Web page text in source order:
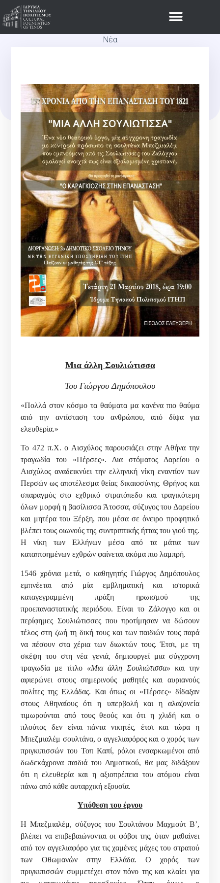
Νέα
ΠΑΡΆΣΤΑΣΗ: “ΜΙΑ ΆΛΛΗ
ΣΟΥΛΙΏΤΙΣΣΑ”
Μια άλλη Σουλιώτισσα
Του Γιώργου Δημόπουλου
«Πολλά στον κόσμο τα θαύματα μα κανένα πιο θαύμα
από την αντίσταση του ανθρώπου, από δίψα για
ελευθερία.»
Το 472 π.Χ. ο Αισχύλος παρουσιάζει στην Αθήνα την
τραγωδία του «Πέρσες». Δια στόματος Δαρείου ο
Αισχύλος αναδεικνύει την ελληνική νίκη εναντίον των
Περσών ως αποτέλεσμα θείας δικαιοσύνης. Θρήνος και
σπαραγμός στο εχθρικό στρατόπεδο και τραγικότερη
όλων μορφή η βασίλισσα Άτοσσα, σύζυγος του Δαρείου
και μητέρα του Ξέρξη, που μέσα σε όνειρο προφητικό
βλέπει τους οιωνούς της συντριπτικής ήττας του γιού της.
Η νίκη των Ελλήνων μέσα από τα μάτια των
καταπτοημένων εχθρών φαίνεται ακόμα πιο λαμπρή.
1546 χρόνια μετά, ο καθηγητής Γιώργος Δημόπουλος
εμπνέεται από μία εμβληματική και ιστορικά
καταγεγραμμένη πράξη ηρωισμού της
προεπαναστατικής περιόδου. Είναι το Ζάλογγο και οι
περίφημες Σουλιώτισσες που προτίμησαν να δώσουν
τέλος στη ζωή τη δική τους και των παιδιών τους παρά
να πέσουν στα χέρια των διωκτών τους. Έτσι, με τη
σκέψη του στη νέα γενιά, δημιουργεί μια σύγχρονη
τραγωδία με τίτλο «Μια άλλη Σουλιώτισσα» και την
αφιερώνει στους σημερινούς μαθητές και αυριανούς
πολίτες της Ελλάδας. Και όπως οι «Πέρσες» δίδαξαν
στους Αθηναίους ότι η υπερβολή και η αλαζονεία
τιμωρούνται από τους θεούς και ότι η χλιδή και ο
πλούτος δεν είναι πάντα νικητές, έτσι και τώρα η
Μπεζμιαλέμ σουλτάνα, ο αγγελιαφόρος και ο χορός των
πριγκιπισσών του Τοπ Καπί, ρόλοι ενσαρκωμένοι από
δωδεκάχρονα παιδιά του Δημοτικού, θα μας διδάξουν
ότι η ελευθερία και η αξιοπρέπεια του ατόμου είναι
πάνω από κάθε αυταρχική εξουσία.
Υπόθεση του έργου
Η Μπεζμιαλέμ, σύζυγος του Σουλτάνου Μαχμούτ Β’,
βλέπει να επιβεβαιώνονται οι φόβοι της, όταν μαθαίνει
από τον αγγελιαφόρο για τις χαμένες μάχες του στρατού
των Οθωμανών στην Ελλάδα. Ο χορός των
πριγκιπισσών συμμετέχει στον πόνο της και κλαίει για